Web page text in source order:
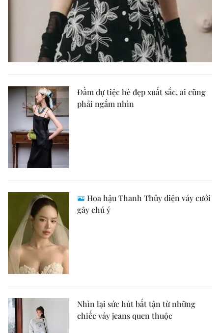
Đầm dự tiệc hè đẹp xuất sắc, ai cũng
phải ngắm nhìn
Hoa hậu Thanh Thủy diện váy cưới
gây chú ý
Nhìn lại sức hút bất tận từ những
chiếc váy jeans quen thuộc